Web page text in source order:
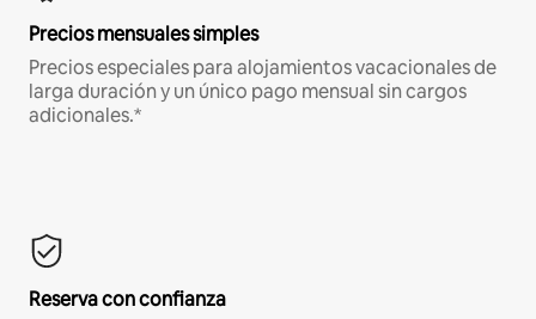
Precios mensuales simples
Precios especiales para alojamientos vacacionales de
larga duración y un único pago mensual sin cargos
adicionales.*
Reserva con confianza